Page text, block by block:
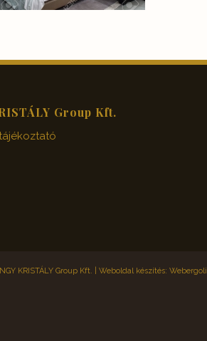
Group Kft.
KRISTÁLY Group Kft. | Weboldal készítés: